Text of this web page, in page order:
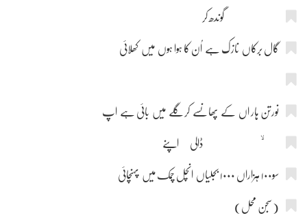
گوندھ کر
گال برکاں نازک ہے اُن کا ہوا ہوں میں کھلائی
نورتن ہار اں کے پھانسے کر گلے میں بائی ہے اپ
ۙ ڈالی اپنے
سو۱۰۰ ہزاراں ۱۰۰۰ بجلیاں انچل چمک میں پہنچائی
(سجن محل)